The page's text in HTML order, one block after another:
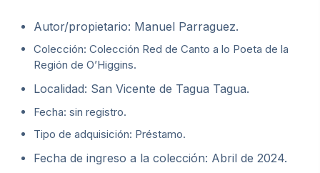
Autor/propietario: Manuel Parraguez.
Colección: Colección Red de Canto a lo Poeta de la
Región de O’Higgins.
Localidad: San Vicente de Tagua Tagua.
Fecha: sin registro.
Tipo de adquisición: Préstamo.
Fecha de ingreso a la colección: Abril de 2024.